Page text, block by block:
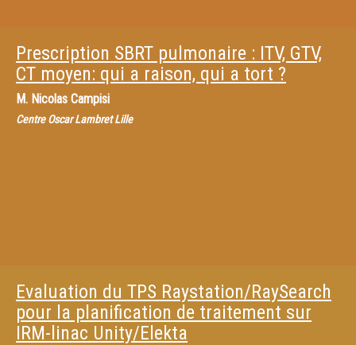
Prescription SBRT pulmonaire : ITV, GTV,
CT moyen: qui a raison, qui a tort ?
M. Nicolas Campisi
Centre Oscar Lambret Lille
Evaluation du TPS Raystation/RaySearch
pour la planification de traitement sur
IRM-linac Unity/Elekta